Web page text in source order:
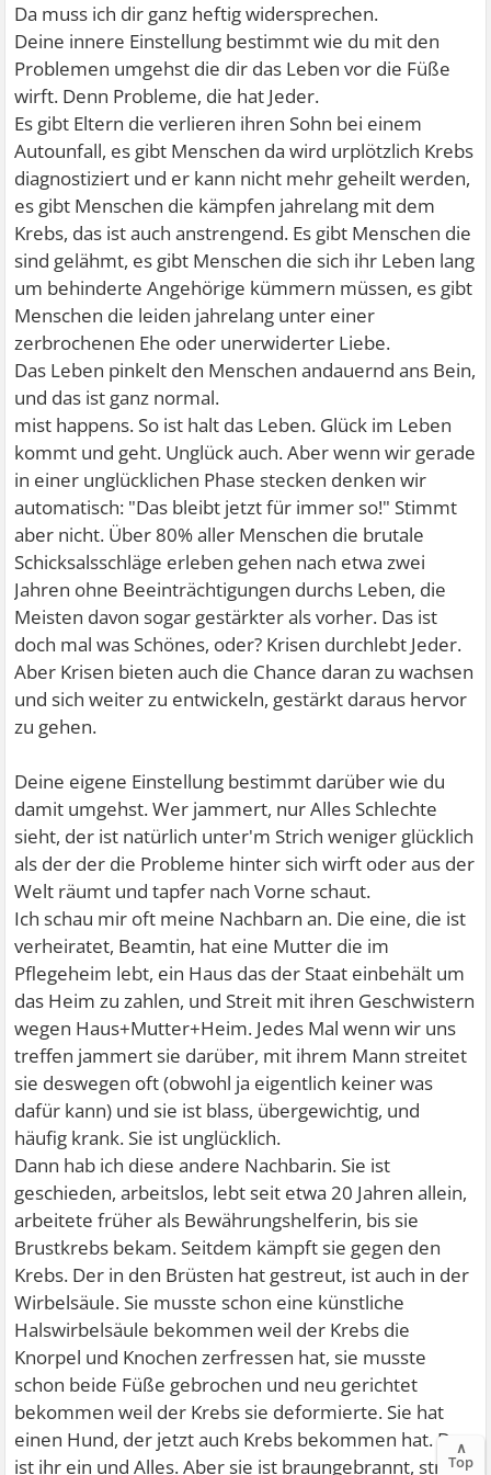
Da muss ich dir ganz heftig widersprechen.
Deine innere Einstellung bestimmt wie du mit den
Problemen umgehst die dir das Leben vor die Füße
wirft. Denn Probleme, die hat Jeder.
Es gibt Eltern die verlieren ihren Sohn bei einem
Autounfall, es gibt Menschen da wird urplötzlich Krebs
diagnostiziert und er kann nicht mehr geheilt werden,
es gibt Menschen die kämpfen jahrelang mit dem
Krebs, das ist auch anstrengend. Es gibt Menschen die
sind gelähmt, es gibt Menschen die sich ihr Leben lang
um behinderte Angehörige kümmern müssen, es gibt
Menschen die leiden jahrelang unter einer
zerbrochenen Ehe oder unerwiderter Liebe.
Das Leben pinkelt den Menschen andauernd ans Bein,
und das ist ganz normal.
mist happens. So ist halt das Leben. Glück im Leben
kommt und geht. Unglück auch. Aber wenn wir gerade
in einer unglücklichen Phase stecken denken wir
automatisch: "Das bleibt jetzt für immer so!" Stimmt
aber nicht. Über 80% aller Menschen die brutale
Schicksalsschläge erleben gehen nach etwa zwei
Jahren ohne Beeinträchtigungen durchs Leben, die
Meisten davon sogar gestärkter als vorher. Das ist
doch mal was Schönes, oder? Krisen durchlebt Jeder.
Aber Krisen bieten auch die Chance daran zu wachsen
und sich weiter zu entwickeln, gestärkt daraus hervor
zu gehen.
Deine eigene Einstellung bestimmt darüber wie du
damit umgehst. Wer jammert, nur Alles Schlechte
sieht, der ist natürlich unter'm Strich weniger glücklich
als der der die Probleme hinter sich wirft oder aus der
Welt räumt und tapfer nach Vorne schaut.
Ich schau mir oft meine Nachbarn an. Die eine, die ist
verheiratet, Beamtin, hat eine Mutter die im
Pflegeheim lebt, ein Haus das der Staat einbehält um
das Heim zu zahlen, und Streit mit ihren Geschwistern
wegen Haus+Mutter+Heim. Jedes Mal wenn wir uns
treffen jammert sie darüber, mit ihrem Mann streitet
sie deswegen oft (obwohl ja eigentlich keiner was
dafür kann) und sie ist blass, übergewichtig, und
häufig krank. Sie ist unglücklich.
Dann hab ich diese andere Nachbarin. Sie ist
geschieden, arbeitslos, lebt seit etwa 20 Jahren allein,
arbeitete früher als Bewährungshelferin, bis sie
Brustkrebs bekam. Seitdem kämpft sie gegen den
Krebs. Der in den Brüsten hat gestreut, ist auch in der
Wirbelsäule. Sie musste schon eine künstliche
Halswirbelsäule bekommen weil der Krebs die
Knorpel und Knochen zerfressen hat, sie musste
schon beide Füße gebrochen und neu gerichtet
bekommen weil der Krebs sie deformierte. Sie hat
einen Hund, der jetzt auch Krebs bekommen hat. Der
ist ihr ein und Alles. Aber sie ist braungebrannt, strahlt
∧
Top